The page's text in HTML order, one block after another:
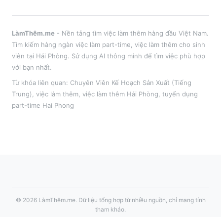
LàmThêm.me - Nền tảng tìm việc làm thêm hàng đầu Việt Nam.
Tìm kiếm hàng ngàn việc làm part-time, việc làm thêm cho sinh
viên tại Hải Phòng. Sử dụng AI thông minh để tìm việc phù hợp
với bạn nhất.
Từ khóa liên quan: Chuyên Viên Kế Hoạch Sản Xuất (Tiếng
Trung) việc làm thêm , việc làm thêm Hải Phòng , tuyển dụng
part-time Hai Phong
© 2026 LàmThêm.me. Dữ liệu tổng hợp từ nhiều nguồn, chỉ mang tính
tham khảo.